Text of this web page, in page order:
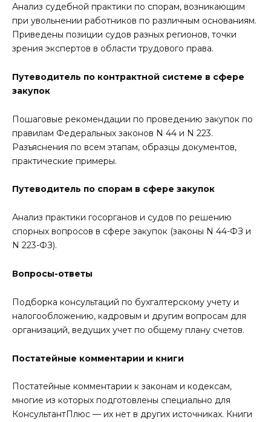
Анализ судебной практики по спорам, возникающим
при увольнении работников по различным основаниям.
Приведены позиции судов разных регионов, точки
зрения экспертов в области трудового права.
Путеводитель по контрактной системе в сфере
закупок
Пошаговые рекомендации по проведению закупок по
правилам Федеральных законов N 44 и N 223.
Разъяснения по всем этапам, образцы документов,
практические примеры.
Путеводитель по спорам в сфере закупок
Анализ практики госорганов и судов по решению
спорных вопросов в сфере закупок (законы N 44-ФЗ и
N 223-ФЗ).
Вопросы-ответы
Подборка консультаций по бухгалтерскому учету и
налогообложению, кадровым и другим вопросам для
организаций, ведущих учет по общему плану счетов.
Постатейные комментарии и книги
Постатейные комментарии к законам и кодексам,
многие из которых подготовлены специально для
КонсультантПлюс — их нет в других источниках. Книги